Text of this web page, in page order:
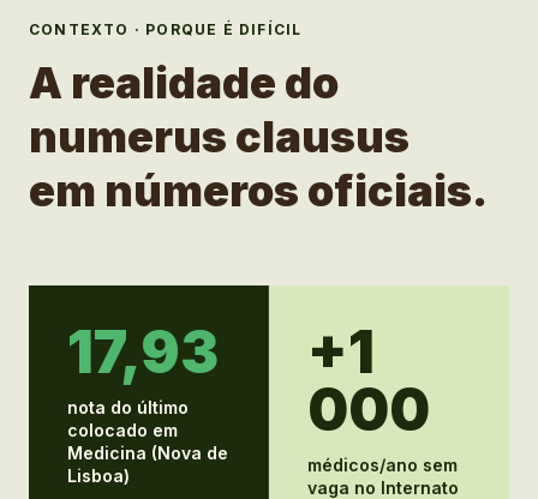
CONTEXTO · PORQUE É DIFÍCIL
A realidade do
numerus clausus
em números oficiais.
17,93
nota do último
colocado em
Medicina (Nova de
Lisboa)
+1
000
médicos/ano sem
vaga no Internato